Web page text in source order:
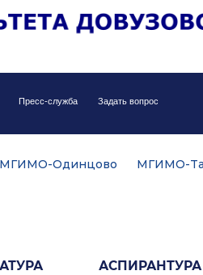
Пресс-служба Задать вопрос
МГИМО-Одинцово МГИМО-